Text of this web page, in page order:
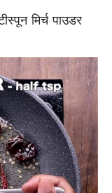
मिर्च पाउडर